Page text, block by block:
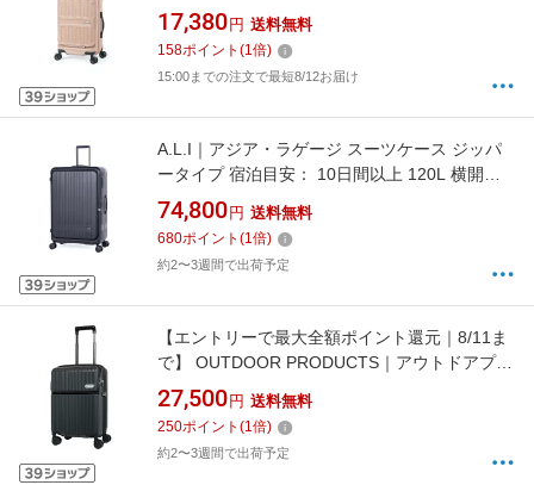
能 フロントオープン TSAロック搭載 モカ ALI-
8511-18
17,380 円 送料無料
158ポイント (1倍)
15:00までの注文で最短8/12お届け
A.L.I｜アジア・ラゲージ スーツケース ジッパ
ータイプ 宿泊目安： 10日間以上 120L 横開き
フロントオープン 前輪ストッパー 内装抗菌・
防臭加工 墨色 MX-8011RV-30
74,800 円 送料無料
680ポイント (1倍)
約2〜3週間で出荷予定
【エントリーで最大全額ポイント還元｜8/11ま
で】 OUTDOOR PRODUCTS｜アウトドアプロ
ダクツ スーツケース 40L（46L） 3〜4泊 機内
持ち込みサイズ インクブラック OD-0890-49N-
IBK [TSAロック搭載]
27,500 円 送料無料
250ポイント (1倍)
約2〜3週間で出荷予定